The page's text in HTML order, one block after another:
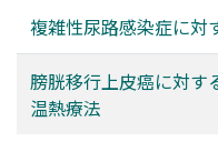
複雑性尿路感染症に
膀胱移行上皮癌に対す
温熱療法